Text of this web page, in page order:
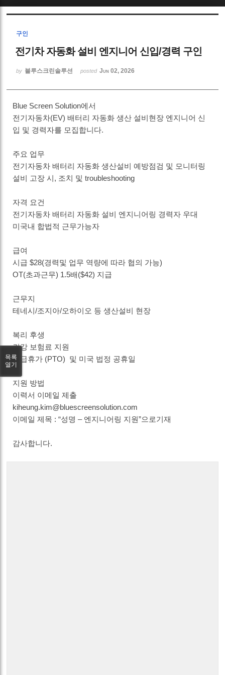
구인
전기차 자동화 설비 엔지니어 신입/경력 구인
by 블루스크린솔루션 posted Jun 02, 2026
Blue Screen Solution에서
전기자동차(EV) 배터리 자동화 생산 설비현장 엔지니어 신
입 및 경력자를 모집합니다.
주요 업무
전기자동차 배터리 자동화 생산설비 예방점검 및 모니터링
설비 고장 시, 조치 및 troubleshooting
자격 요건
전기자동차 배터리 자동화 설비 엔지니어링 경력자 우대
미국내 합법적 근무가능자
급여
시급 $28(경력및 업무 역량에 따라 협의 가능)
OT(초과근무) 1.5배($42) 지급
근무지
테네시/조지아/오하이오 등 생산설비 현장
복리 후생
건강 보험료 지원
유급휴가 (PTO) 및 미국 법정 공휴일
지원 방법
이력서 이메일 제출
kiheung.kim@bluescreensolution.com
이메일 제목 : “성명 – 엔지니어링 지원”으로기재
감사합니다.
목록
열기
Sketchbook5, 스케치북5
Sketchbook5, 스케치북5